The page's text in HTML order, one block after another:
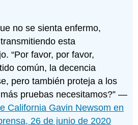
no se sienta enfermo,
esta
“Por favor, por favor,
común, la decencia
pero también proteja a los
pruebas necesitamos?” —
California Gavin Newsom en
26 de junio de 2020